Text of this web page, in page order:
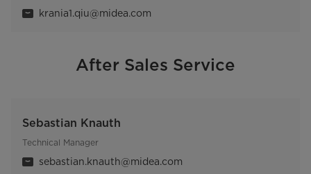
krania1.qiu@midea.com
After Sales Service
Sebastian Knauth
Technical Manager
sebastian.knauth@midea.com